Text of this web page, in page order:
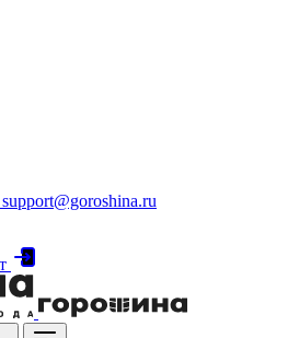
support@goroshina.ru